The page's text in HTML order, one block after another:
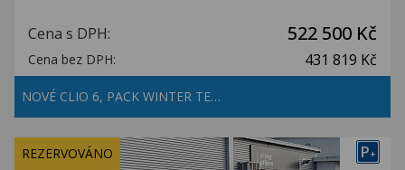
Cena s DPH: 522 500 Kč
Cena bez DPH: 431 819 Kč
NOVÉ CLIO 6, PACK WINTER TE…
P+
REZERVOVÁNO